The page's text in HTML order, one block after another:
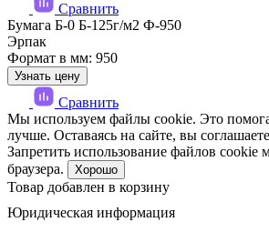
Сравнить
Бумага Б-0 Б-125г/м2 Ф-950
Эрпак
Формат в мм: 950
Узнать цену
Сравнить
Мы используем файлы cookie. Это
лучше. Оставаясь на сайте, вы
Запретить использование файлов cookie
браузера.
Хорошо
Товар добавлен в корзину
Юридическая информация